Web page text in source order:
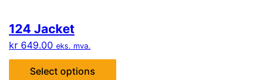
124 Jacket
kr 649.00 eks. mva.
Select options